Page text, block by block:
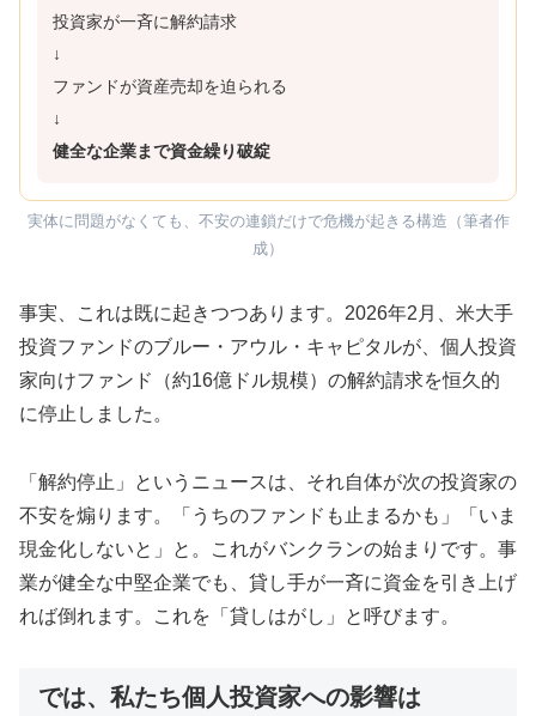
投資家が一斉に解約請求
↓
ファンドが資産売却を迫られる
↓
健全な企業まで資金繰り破綻
実体に問題がなくても、不安の連鎖だけで危機が起きる構造（筆者作
成）
事実、これは既に起きつつあります。2026年2月、米大手
投資ファンドのブルー・アウル・キャピタルが、個人投資
家向けファンド（約16億ドル規模）の解約請求を恒久的
に停止しました。
「解約停止」というニュースは、それ自体が次の投資家の
不安を煽ります。「うちのファンドも止まるかも」「いま
現金化しないと」と。これがバンクランの始まりです。事
業が健全な中堅企業でも、貸し手が一斉に資金を引き上げ
れば倒れます。これを「貸しはがし」と呼びます。
では、私たち個人投資家への影響は